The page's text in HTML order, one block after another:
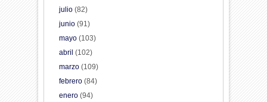
julio (82)
junio (91)
mayo (103)
abril (102)
marzo (109)
febrero (84)
enero (94)